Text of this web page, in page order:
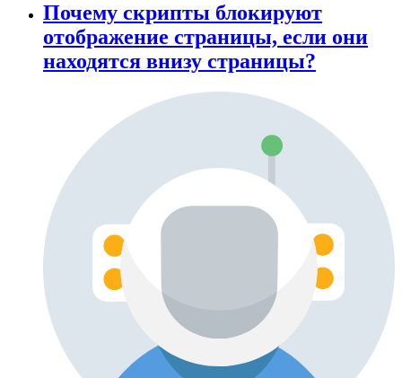
Почему скрипты блокируют
отображение страницы, если они
находятся внизу страницы?